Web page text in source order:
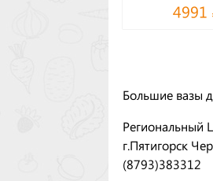
4991
Большие вазы
Региональный
г.Пятигорск
(8793)383312